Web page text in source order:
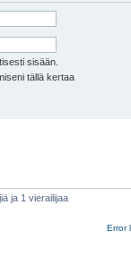
sisään.
tällä kertaa
ja 1 vierailijaa
Error